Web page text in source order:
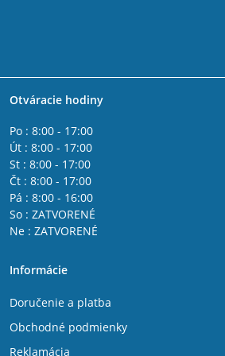
Otváracie hodiny
Po : 8:00 - 17:00
Út : 8:00 - 17:00
St : 8:00 - 17:00
Čt : 8:00 - 17:00
Pá : 8:00 - 16:00
So : ZATVORENÉ
Ne : ZATVORENÉ
Informácie
Doručenie a platba
Obchodné podmienky
Reklamácia